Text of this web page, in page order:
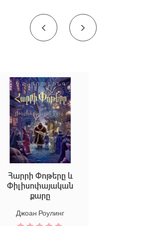
Հարրի Փոթերը և
Փիլիսոփայական
քարը
Джоан Роулинг